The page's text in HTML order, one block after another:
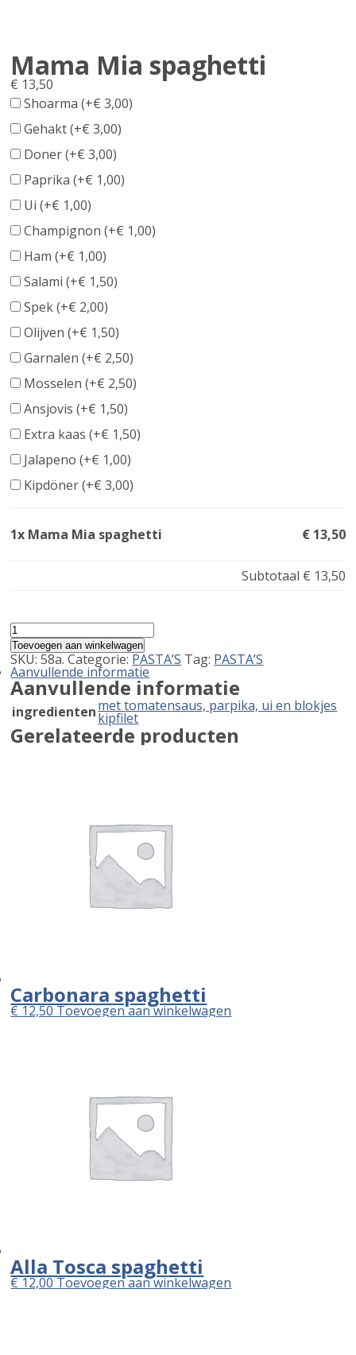
Mama Mia spaghetti
€ 13,50
Shoarma (+€ 3,00)
Gehakt (+€ 3,00)
Doner (+€ 3,00)
Paprika (+€ 1,00)
Ui (+€ 1,00)
Champignon (+€ 1,00)
Ham (+€ 1,00)
Salami (+€ 1,50)
Spek (+€ 2,00)
Olijven (+€ 1,50)
Garnalen (+€ 2,50)
Mosselen (+€ 2,50)
Ansjovis (+€ 1,50)
Extra kaas (+€ 1,50)
Jalapeno (+€ 1,00)
Kipdöner (+€ 3,00)
1x Mama Mia spaghetti € 13,50
Subtotaal € 13,50
Mama
Mia
spaghetti
aantal
Toevoegen aan winkelwagen
SKU:58a. Categorie: PASTA’S Tag: PASTA’S
Aanvullende informatie
Aanvullende informatie
ingredientenmet tomatensaus, parpika, ui en blokjes
kipfilet
Gerelateerde producten
Carbonara spaghetti
€12,50Toevoegen aan winkelwagen
Alla Tosca spaghetti
€12,00Toevoegen aan winkelwagen